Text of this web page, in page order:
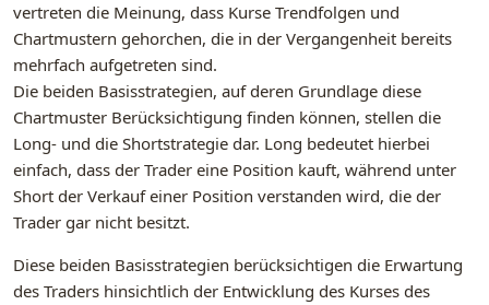
vertreten die Meinung, dass Kurse Trendfolgen und
Chartmustern gehorchen, die in der Vergangenheit bereits
mehrfach aufgetreten sind.
Die beiden Basisstrategien, auf deren Grundlage diese
Chartmuster Berücksichtigung finden können, stellen die
Long- und die Shortstrategie dar. Long bedeutet hierbei
einfach, dass der Trader eine Position kauft, während unter
Short der Verkauf einer Position verstanden wird, die der
Trader gar nicht besitzt.
Diese beiden Basisstrategien berücksichtigen die Erwartung
des Traders hinsichtlich der Entwicklung des Kurses des